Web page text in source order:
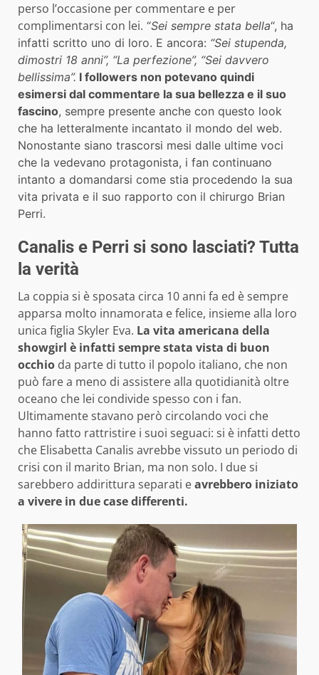
perso l’occasione per commentare e per
complimentarsi con lei. “Sei sempre stata bella“, ha
infatti scritto uno di loro. E ancora: “Sei stupenda,
dimostri 18 anni”, “La perfezione”, “Sei davvero
bellissima”. I followers non potevano quindi
esimersi dal commentare la sua bellezza e il suo
fascino, sempre presente anche con questo look
che ha letteralmente incantato il mondo del web.
Nonostante siano trascorsi mesi dalle ultime voci
che la vedevano protagonista, i fan continuano
intanto a domandarsi come stia procedendo la sua
vita privata e il suo rapporto con il chirurgo Brian
Perri.
Canalis e Perri si sono lasciati? Tutta
la verità
La coppia si è sposata circa 10 anni fa ed è sempre
apparsa molto innamorata e felice, insieme alla loro
unica figlia Skyler Eva. La vita americana della
showgirl è infatti sempre stata vista di buon
occhio da parte di tutto il popolo italiano, che non
può fare a meno di assistere alla quotidianità oltre
oceano che lei condivide spesso con i fan.
Ultimamente stavano però circolando voci che
hanno fatto rattristire i suoi seguaci: si è infatti detto
che Elisabetta Canalis avrebbe vissuto un periodo di
crisi con il marito Brian, ma non solo. I due si
sarebbero addirittura separati eavrebbero iniziato
a vivere in due case differenti.